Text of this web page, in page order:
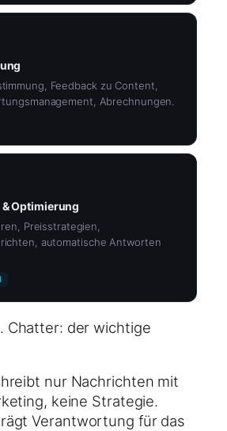
Feedback zu Content,
Abrechnungen.
Optimierung
Preisstrategien,
automatische Antworten
Chatter: der wichtige
nur Nachrichten mit
keine Strategie.
Verantwortung für das